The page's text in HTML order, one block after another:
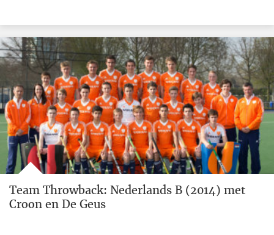
Team Throwback: Nederlands B (2014) met
Croon en De Geus